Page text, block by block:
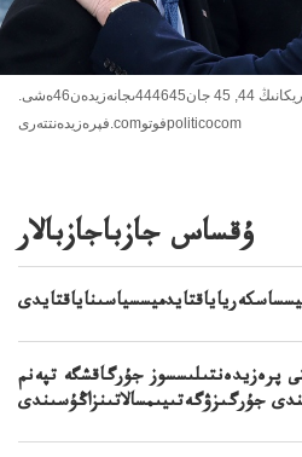
امەريكانىڭ 44, 45 جان444645ىجانەزيدەن46ەشى.
فپرەزيدەنتتەرى.comفوتوpoliticocom
ۇقساس جازباجازبالار
پرەزيدەنتىلىسسوز جۇرگاقشگە تپەنم
جۇرگىزۋگەتىيىمسالاتىنزاڭۇسىندى